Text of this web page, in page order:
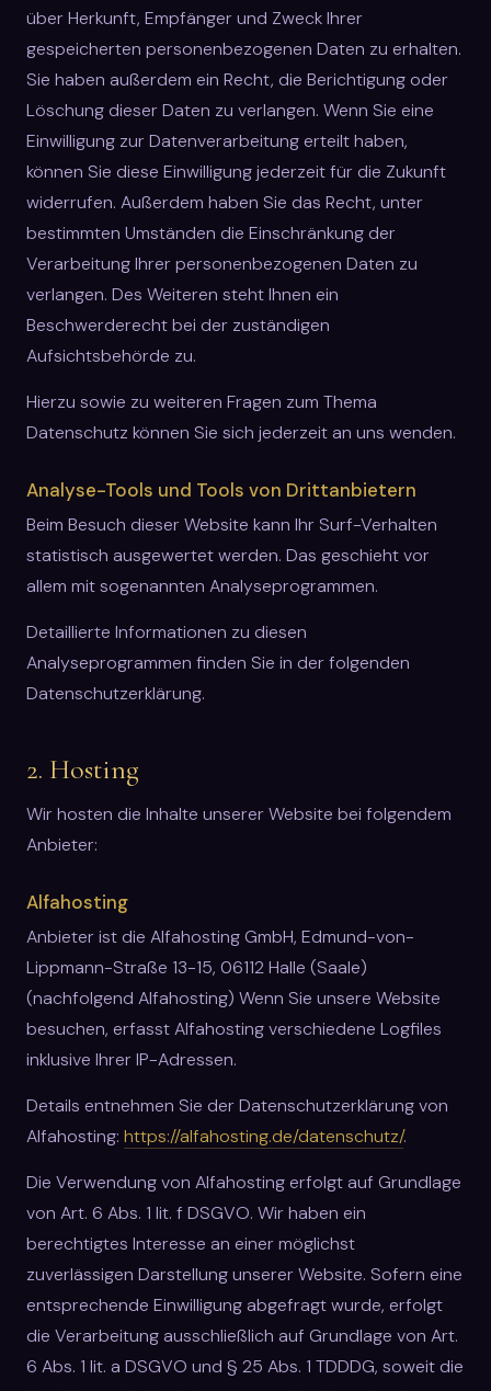
über Herkunft, Empfänger und Zweck Ihrer
gespeicherten personenbezogenen Daten zu erhalten.
Sie haben außerdem ein Recht, die Berichtigung oder
Löschung dieser Daten zu verlangen. Wenn Sie eine
Einwilligung zur Datenverarbeitung erteilt haben,
können Sie diese Einwilligung jederzeit für die Zukunft
widerrufen. Außerdem haben Sie das Recht, unter
bestimmten Umständen die Einschränkung der
Verarbeitung Ihrer personenbezogenen Daten zu
verlangen. Des Weiteren steht Ihnen ein
Beschwerderecht bei der zuständigen
Aufsichtsbehörde zu.
Hierzu sowie zu weiteren Fragen zum Thema
Datenschutz können Sie sich jederzeit an uns wenden.
Analyse-Tools und Tools von Dritt­anbietern
Beim Besuch dieser Website kann Ihr Surf-Verhalten
statistisch ausgewertet werden. Das geschieht vor
allem mit sogenannten Analyseprogrammen.
Detaillierte Informationen zu diesen
Analyseprogrammen finden Sie in der folgenden
Datenschutzerklärung.
2. Hosting
Wir hosten die Inhalte unserer Website bei folgendem
Anbieter:
Alfahosting
Anbieter ist die Alfahosting GmbH, Edmund-von-
Lippmann-Straße 13-15, 06112 Halle (Saale)
(nachfolgend Alfahosting) Wenn Sie unsere Website
besuchen, erfasst Alfahosting verschiedene Logfiles
inklusive Ihrer IP-Adressen.
Details entnehmen Sie der Datenschutzerklärung von
Alfahosting: https://alfahosting.de/datenschutz/.
Die Verwendung von Alfahosting erfolgt auf Grundlage
von Art. 6 Abs. 1 lit. f DSGVO. Wir haben ein
berechtigtes Interesse an einer möglichst
zuverlässigen Darstellung unserer Website. Sofern eine
entsprechende Einwilligung abgefragt wurde, erfolgt
die Verarbeitung ausschließlich auf Grundlage von Art.
6 Abs. 1 lit. a DSGVO und § 25 Abs. 1 TDDDG, soweit die